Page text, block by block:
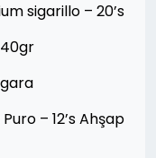
sigarillo – 20’s
– 12’s Ahşap